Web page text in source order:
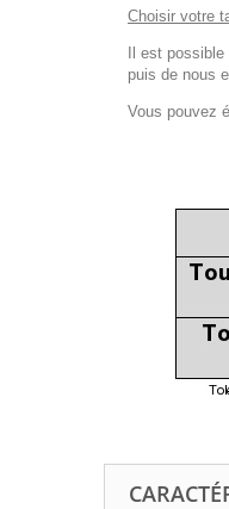
Choisir votre
Il est possible
puis de nous
Vous pouvez